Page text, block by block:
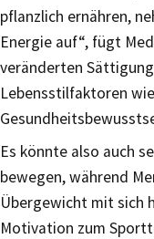
pflanzlich ernähren,
Energie auf“, fügt
veränderten
Lebensstilfaktoren
Es könnte also auch
bewegen, während
Übergewicht mit sich
Motivation zum